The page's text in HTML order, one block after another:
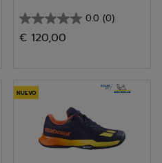
0.0 (0)
0.0
de
€ 120,00
NUEVO